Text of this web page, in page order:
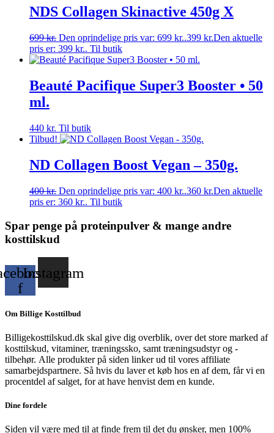
NDS Collagen Skinactive 450g X
699kr. Den oprindelige pris var: 699 kr..399 kr.Den aktuelle
pris er: 399 kr.. Til butik
Beauté Pacifique Super3 Booster • 50
ml.
440 kr. Til butik
Tilbud!
ND Collagen Boost Vegan – 350g.
400kr. Den oprindelige pris var: 400 kr..360 kr.Den aktuelle
pris er: 360 kr.. Til butik
Spar penge på proteinpulver & mange andre
kosttilskud
f
Instagram
Om Billige Kosttilbud
Billigekosttilskud.dk skal give dig overblik, over det store marked af
kosttilskud, vitaminer, træningssko, samt træningsudstyr og -
tilbehør. Alle produkter på siden linker ud til vores affiliate
samarbejdspartnere. Så hvis du laver et køb hos en af dem, får vi en
procentdel af salget, for at have henvist dem en kunde.
Dine fordele
Siden vil være med til at finde frem til det du ønsker, men 100%